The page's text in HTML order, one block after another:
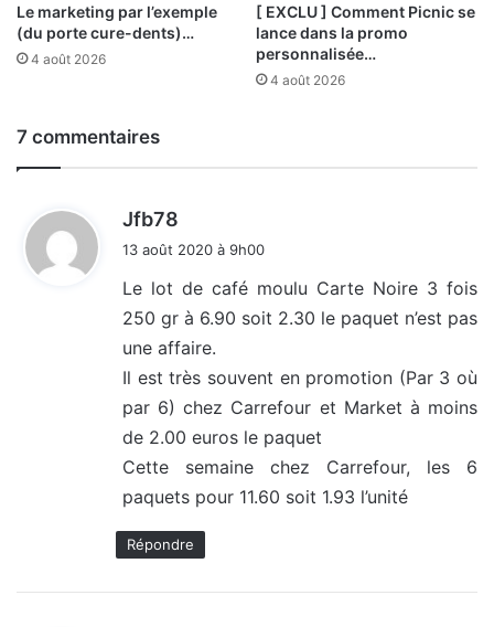
Le marketing par l’exemple
(du porte cure-dents)…
4 août 2026
[ EXCLU ] Comment Picnic se
lance dans la promo
personnalisée…
4 août 2026
7 commentaires
Jfb78
13 août 2020 à 9h00
Le lot de café moulu Carte Noire 3 fois
250 gr à 6.90 soit 2.30 le paquet n’est pas
une affaire.
Il est très souvent en promotion (Par 3 où
par 6) chez Carrefour et Market à moins
de 2.00 euros le paquet
Cette semaine chez Carrefour, les 6
paquets pour 11.60 soit 1.93 l’unité
Répondre